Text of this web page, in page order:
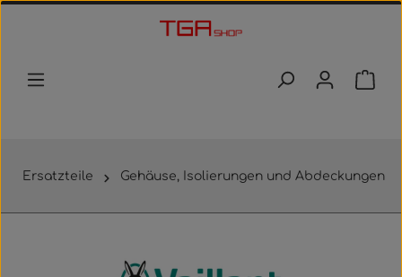
Zum Hauptinhalt springen
Ersatzteile Gehäuse, Isolierungen und Abdeckungen